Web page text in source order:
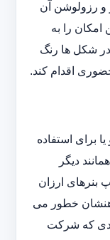
و رزولوشن آن
امکان را به
شکل ها رنگ
اقدام کند.
برای استفاده
دیگر
بنرهای ارزان
خطور می
که شرکت